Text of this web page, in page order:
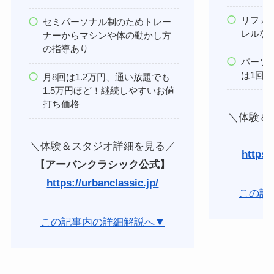
セミパーソナル制のためトレー
ナーからマシンや体の動かし方
の指導あり
月8回は1.2万円、通い放題でも
1.5万円ほど！継続しやすいお値
打ち価格
＼体験＆スタジオ詳細を見る／
【アーバンクラシック公式】
https://urbanclassic.jp/
この記事内の詳細解説へ▼
リフォ
レルな
パーソ
は1回
＼体験＆
この